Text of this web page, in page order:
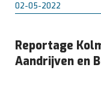
02-05-2022
Reportage
Aandrijven en